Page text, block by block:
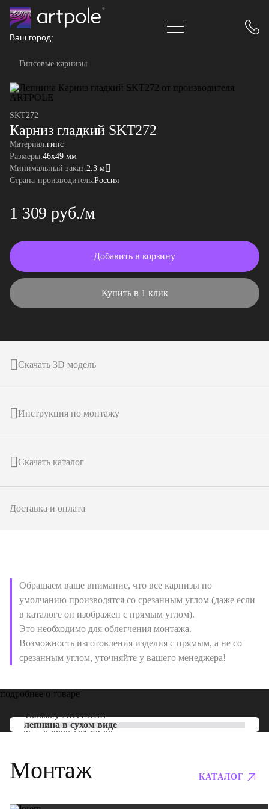
Ваш город:
Гипсовые карнизы
SKT272
Карниз гладкий SKT272
Материал:гипс
Размеры:46x49 мм
Минимальный заказ:2.3 м
Страна-производитель:Россия
1 309 руб./м
Добавить в корзину
Купить в 1 клик
Скачать 3D модель
Инструкция по монтажу
Скачать каталог
Доставка и оплата
Обращаем ваше внимание, что все карнизы по
умолчанию производятся со срезанным углом (даже если
в каталоге он изображен с прямым углом).
Это необходимо для облегчения монтажа.
Возможность изготовления изделия с прямым, а не со
срезанным углом, уточняйте у вашего менеджера!
подробнее о товаре
Только уARTPOLE
лепнина в сухом виде
Тел: 8 (800) 101-53-00
Монтаж КАТАЛОГ